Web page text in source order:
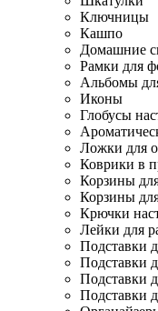
Ключницы
Кашпо
Домашние
Рамки для
Альбомы
Иконы
Глобусы
Ложки для
Коврики в
Корзины
Корзины
Крючки
Лейки для
Подставки
Подставки
Подставки
Подставки